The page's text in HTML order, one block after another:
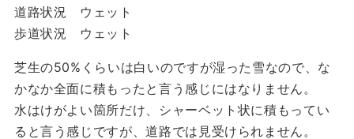
道路状況 ウェット
歩道状況 ウェット
芝生の50%くらいは白いのですが湿った雪なので、な
かなか全面に積もったと言う感じにはなりません。
水はけがよい箇所だけ、シャーベット状に積もってい
ると言う感じですが、道路では見受けられません。